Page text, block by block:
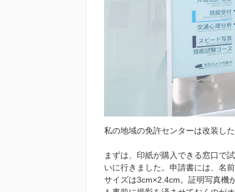
私の地域の免許センターは改装し
まずは、印紙が購入できる窓口で
いに行きました。申請書には、名
サイズは3cm×2.4cm。証明写真機